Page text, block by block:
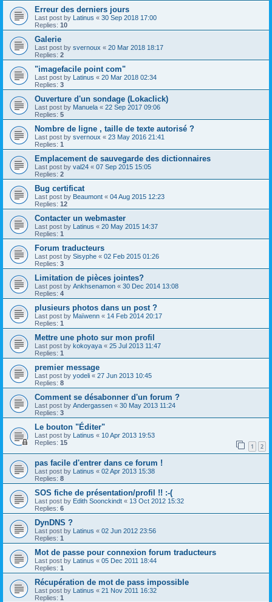
Erreur des derniers jours
Last post by Latinus « 30 Sep 2018 17:00
Replies: 10
Galerie
Last post by svernoux « 20 Mar 2018 18:17
Replies: 2
"imagefacile point com"
Last post by Latinus « 20 Mar 2018 02:34
Replies: 3
Ouverture d'un sondage (Lokaclick)
Last post by Manuela « 22 Sep 2017 09:06
Replies: 5
Nombre de ligne , taille de texte autorisé ?
Last post by svernoux « 23 May 2016 21:41
Replies: 1
Emplacement de sauvegarde des dictionnaires
Last post by val24 « 07 Sep 2015 15:05
Replies: 2
Bug certificat
Last post by Beaumont « 04 Aug 2015 12:23
Replies: 12
Contacter un webmaster
Last post by Latinus « 20 May 2015 14:37
Replies: 1
Forum traducteurs
Last post by Sisyphe « 02 Feb 2015 01:26
Replies: 3
Limitation de pièces jointes?
Last post by Ankhsenamon « 30 Dec 2014 13:08
Replies: 4
plusieurs photos dans un post ?
Last post by Maïwenn « 14 Feb 2014 20:17
Replies: 1
Mettre une photo sur mon profil
Last post by kokoyaya « 25 Jul 2013 11:47
Replies: 1
premier message
Last post by yodeli « 27 Jun 2013 10:45
Replies: 8
Comment se désabonner d'un forum ?
Last post by Andergassen « 30 May 2013 11:24
Replies: 3
Le bouton "Éditer"
Last post by Latinus « 10 Apr 2013 19:53
Replies: 15 1 2
pas facile d'entrer dans ce forum !
Last post by Latinus « 02 Apr 2013 15:38
Replies: 8
SOS fiche de présentation/profil !! :-(
Last post by Edith Soonckindt « 13 Oct 2012 15:32
Replies: 6
DynDNS ?
Last post by Latinus « 02 Jun 2012 23:56
Replies: 1
Mot de passe pour connexion forum traducteurs
Last post by Latinus « 05 Dec 2011 18:44
Replies: 1
Récupération de mot de pass impossible
Last post by Latinus « 21 Nov 2011 16:32
Replies: 1